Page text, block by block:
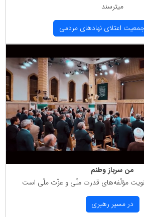
میترسند
اعتلای نهادهای مردمی
من سرباز وطنم
مؤلّفه‌های قدرت ملّی و عزّت ملّی است
در مسیر رهبری